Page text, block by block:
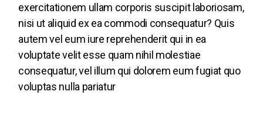
exercitationem ullam corporis suscipit laboriosam,
nisi ut aliquid ex ea commodi consequatur? Quis
autem vel eum iure reprehenderit qui in ea
voluptate velit esse quam nihil molestiae
consequatur, vel illum qui dolorem eum fugiat quo
voluptas nulla pariatur